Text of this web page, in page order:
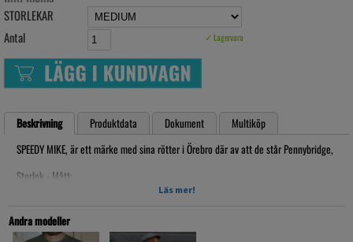
STORLEKAR
Antal
✓ Lagervara
Beskrivning Produktdata Dokument
Multiköp
SPEEDY MIKE, är ett märke med sina rötter i Örebro där av att de står Pennybridge,
Storlek - Mått:
Bredd: 44 cm
Längd: 68 cm
Läs mer!
Andra modeller